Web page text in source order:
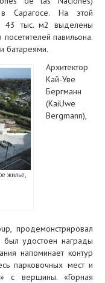
Сарагосе. На этой
43 тыс. м2 выделены
павильона.
батареями.
жилье,
Архитектор
Кай-Уве
Бергманн
(KaiUwe
Bergmann),
продемонстрировал
был удостоен награды
напоминает контур
парковочных мест и
с вершины. «Горная